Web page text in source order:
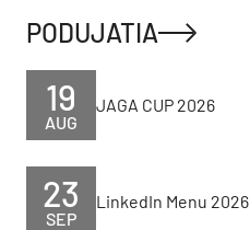
PODUJATIA
AUG
19 JAGA CUP 2026
SEP
23 LinkedIn Menu 2026